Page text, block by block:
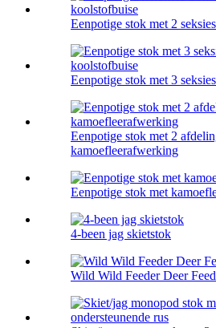
Eenpotige stok met 2
Eenpotige stok met 3
Eenpotige stok met 2
kamoefleerafwerking
Eenpotige stok met
4-been jag skietstok
Wild Wild Feeder Deer